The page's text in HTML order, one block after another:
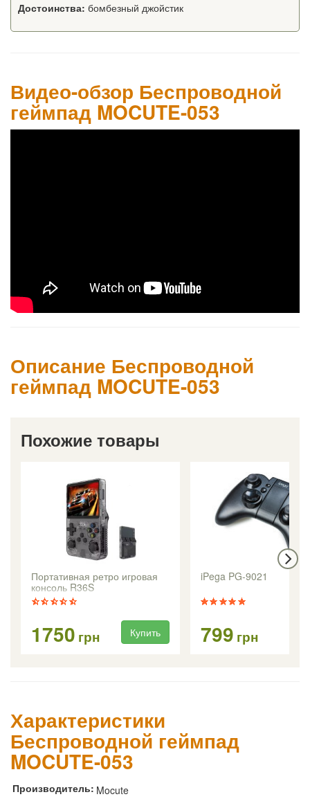
Достоинства: бомбезный джойстик
Видео-обзор Беспроводной
геймпад MOCUTE-053
Описание Беспроводной
геймпад MOCUTE-053
Похожие товары
Портативная ретро игровая
консоль R36S
1750 грн Купить
iPega PG-9021
799 грн
Характеристики
Беспроводной геймпад
MOCUTE-053
Производитель: Mocute